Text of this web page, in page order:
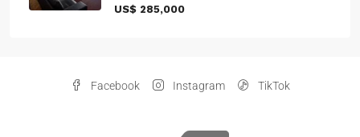
US$ 285,000
Facebook Instagram TikTok